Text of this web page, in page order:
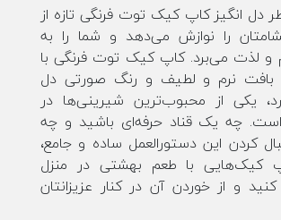
دل انگیز کاپ کیک توت فرنگی تازه از
را نوازش می‌دهد و شما را به
و لذت می‌برد. کاپ کیک توت فرنگی با
بافت نرم و لطیف و رنگ صورتی دل
یکی از محبوب‌ترین شیرینی‌ها در
چه یک قناد حرفه‌ای باشید و چه
کردن این دستورالعمل ساده و جامع،
کیک‌هایی با طعم بهشتی در منزل
و از خوردن آن در کنار عزیزانتان